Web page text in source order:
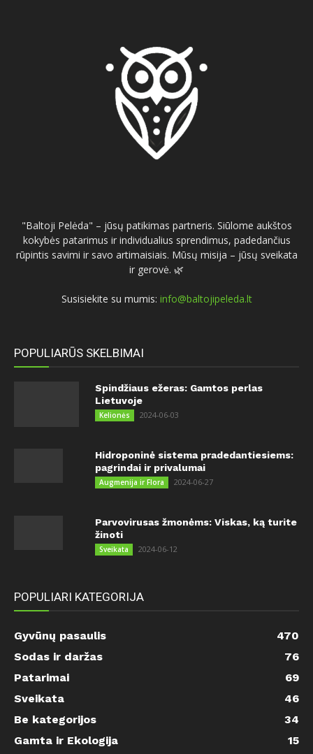
"Baltoji Pelėda" – jūsų patikimas partneris. Siūlome aukštos
kokybės patarimus ir individualius sprendimus, padedančius
rūpintis savimi ir savo artimaisiais. Mūsų misija – jūsų sveikata
ir gerovė. 🌿
Susisiekite su mumis: info@baltojipeleda.lt
POPULIARŪS SKELBIMAI
Spindžiaus ežeras: Gamtos perlas
Lietuvoje
Kelionės 2024-06-03
Hidroponinė sistema pradedantiesiems:
pagrindai ir privalumai
Augmenija ir Flora 2024-06-27
Parvovirusas žmonėms: Viskas, ką turite
žinoti
Sveikata 2024-06-12
POPULIARI KATEGORIJA
Gyvūnų pasaulis
470
Sodas ir daržas
76
Patarimai
69
Sveikata
46
Be kategorijos
34
Gamta ir Ekologija
15